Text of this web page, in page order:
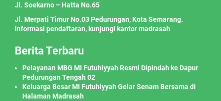
Jl. Soekarno – Hatta No.65
Jl. Merpati Timur No.03 Pedurungan, Kota Semarang.
Informasi pendaftaran, kunjungi kantor madrasah
Berita Terbaru
Pelayanan MBG MI Futuhiyyah Resmi Dipindah ke Dapur
Pedurungan Tengah 02
Keluarga Besar MI Futuhiyyah Gelar Senam Bersama di
Halaman Madrasah